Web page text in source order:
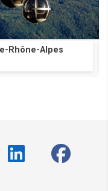
Rhône-Alpes